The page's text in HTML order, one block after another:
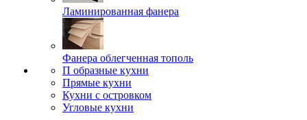
Ламинированная фанера
Фанера облегченная тополь
П образные кухни
Прямые кухни
Кухни с островком
Угловые кухни